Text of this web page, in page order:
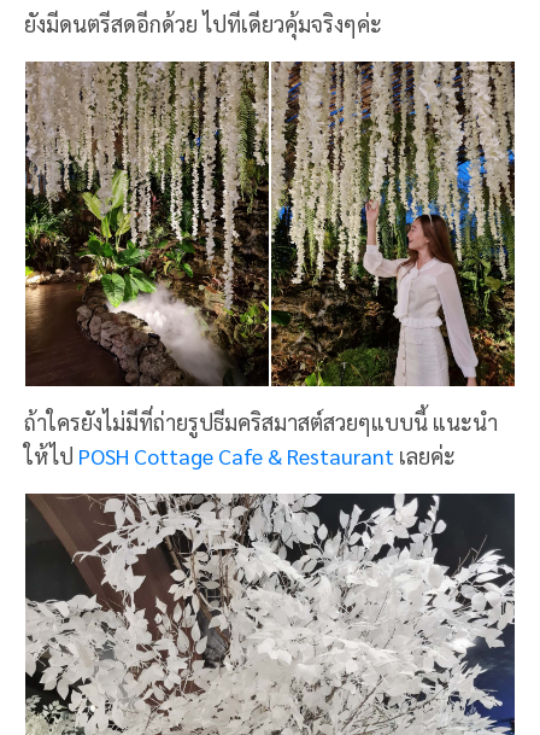
ยังมีดนตรีสดอีกด้วย ไปทีเดียวคุ้มจริงๆค่ะ
ถ้าใครยังไม่มีที่ถ่ายรูปธีมคริสมาสต์สวยๆแบบนี้ แนะนำ
ให้ไป POSH Cottage Cafe & Restaurant เลยค่ะ